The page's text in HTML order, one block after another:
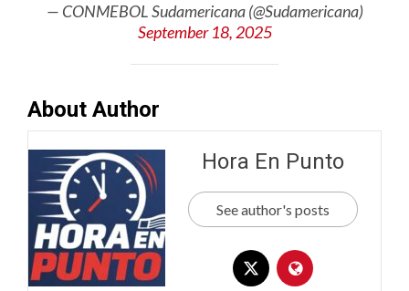
— CONMEBOL Sudamericana (@Sudamericana)
September 18, 2025
About Author
Hora En Punto
See author's posts